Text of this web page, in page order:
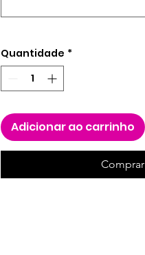
Quantidade *
Adicionar ao carrinho
Comprar